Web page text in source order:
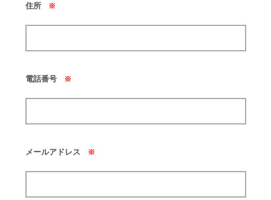
住所 ※
電話番号 ※
メールアドレス ※